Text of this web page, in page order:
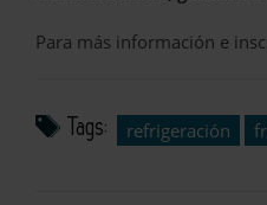
Para más información e
Tags: refrigeración